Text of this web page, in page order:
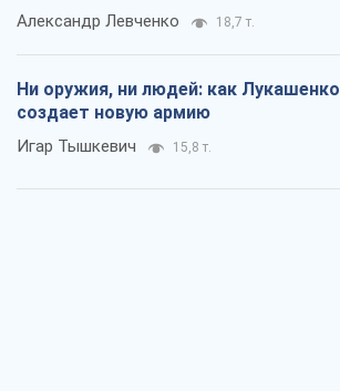
Александр Левченко 18,7 т.
Ни оружия, ни людей: как Лукашенко
создает новую армию
Игар Тышкевич 15,8 т.